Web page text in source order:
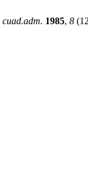
cuad.adm. 1985, 8